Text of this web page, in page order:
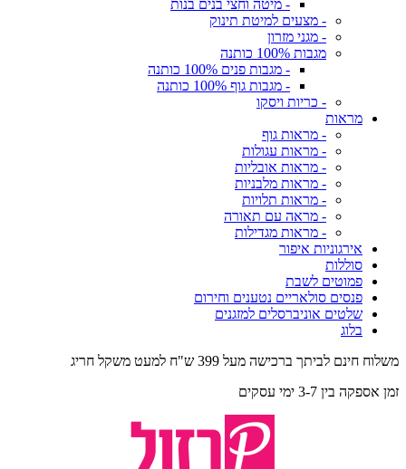
- מיטה וחצי בנים בנות
- מצעים למיטת תינוק
- מגני מזרון
מגבות 100% כותנה
- מגבות פנים 100% כותנה
- מגבות גוף 100% כותנה
- כריות ויסקו
מראות
- מראות גוף
- מראות עגולות
- מראות אובליות
- מראות מלבניות
- מראות תלויות
- מראה עם תאורה
- מראות מגדילות
אירגוניות איפור
סוללות
פמוטים לשבת
פנסים סולאריים נטענים וחירום
שלטים אוניברסלים למזגנים
בלוג
משלוח חינם לביתך ברכישה מעל 399 ש"ח למעט משקל חריג
זמן אספקה בין 3-7 ימי עסקים